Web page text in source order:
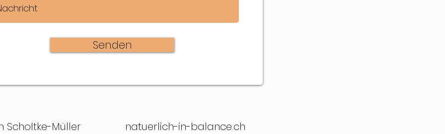
Senden
Scholtke-Müller
natuerlich-in-balance.ch